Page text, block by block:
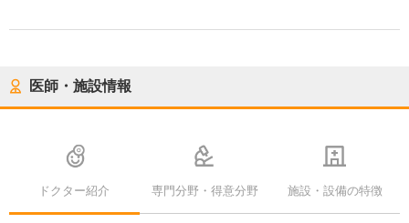
医師・施設情報
ドクター紹介 専門分野・得意分野 施設・設備の特徴